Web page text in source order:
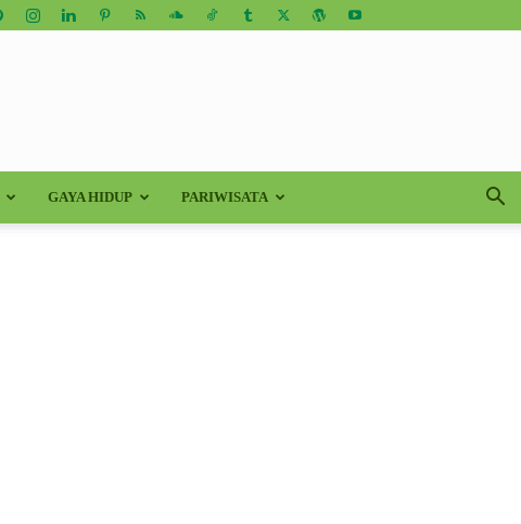
GAYA HIDUP PARIWISATA